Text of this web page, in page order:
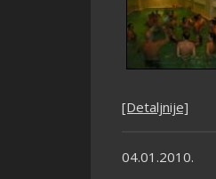
[Detaljnije]
04.01.2010.